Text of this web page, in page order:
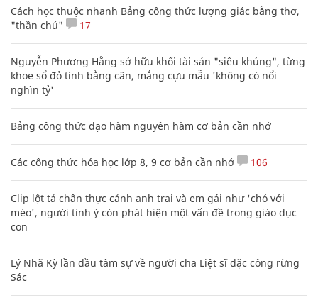
Cách học thuộc nhanh Bảng công thức lượng giác bằng thơ,
"thần chú"
17
Nguyễn Phương Hằng sở hữu khối tài sản "siêu khủng", từng
khoe sổ đỏ tính bằng cân, mắng cựu mẫu 'không có nổi
nghìn tỷ'
Bảng công thức đạo hàm nguyên hàm cơ bản cần nhớ
Các công thức hóa học lớp 8, 9 cơ bản cần nhớ 106
Clip lột tả chân thực cảnh anh trai và em gái như 'chó với
mèo', người tinh ý còn phát hiện một vấn đề trong giáo dục
con
Lý Nhã Kỳ lần đầu tâm sự về người cha Liệt sĩ đặc công rừng
Sác